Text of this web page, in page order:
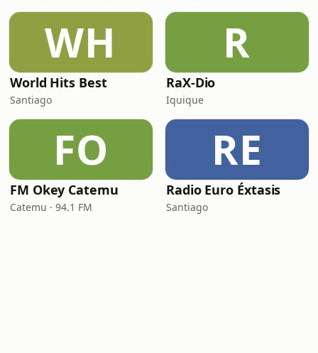
WH
World Hits Best
Santiago
R
RaX-Dio
Iquique
FO
FM Okey Catemu
Catemu · 94.1 FM
RE
Radio Euro Éxtasis
Santiago